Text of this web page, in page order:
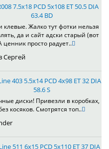
7.5x18 PCD 5x108 ET 50.5 DIA
63.4 BD
клевые. Жалко тут фотки нельзя
да и сайт адски старый (вот
просто радует..
Сергей
403 5.5x14 PCD 4x98 ET 32 DIA
58.6 S
диски! Привезли в коробках,
косяков. Смотрятся топ..
511 6x15 PCD 5x110 ET 37 DIA